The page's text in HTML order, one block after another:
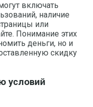
включать
наличие
или
Понимание этих
деньги, но и
скидку
условий